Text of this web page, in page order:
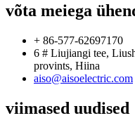
võta meiega
+ 86-577-62697170
6 # Liujiangi tee,
provints, Hiina
aiso@aisoelectric.com
viimased uudised